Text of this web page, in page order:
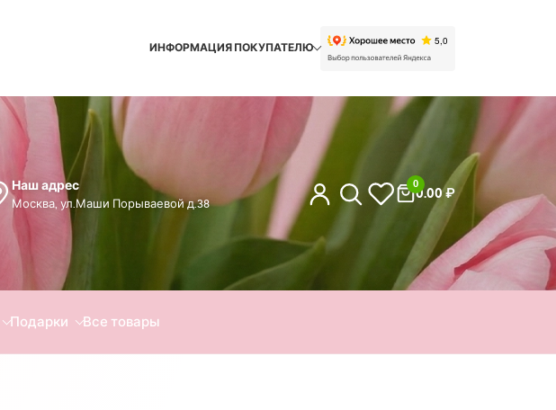
ИНФОРМАЦИЯ ПОКУПАТЕЛЮ
Наш адрес
Москва, ул.Маши Порываевой д.38
0
0.00₽
Подарки Все товары